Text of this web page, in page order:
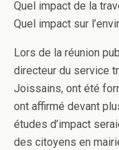
Quel impact de la
Quel impact sur
Lors de la réunion
directeur du service
Joissains, ont été
ont affirmé devant
études d’impact
des citoyens en